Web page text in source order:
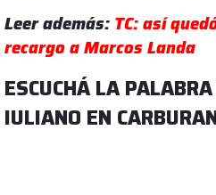
Leer además: TC: así
recargo a Marcos Landa
ESCUCHÁ LA
IULIANO EN